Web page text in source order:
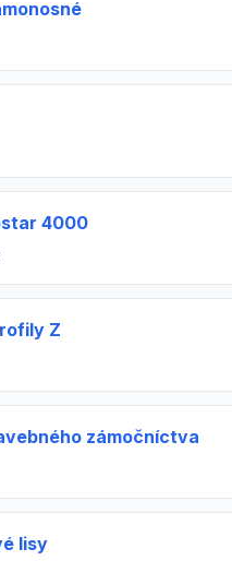
4000
Z
zámočníctva
lisy